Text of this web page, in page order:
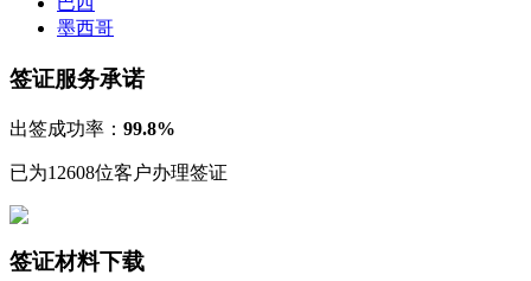
墨西哥
签证服务承诺
出签成功率： 99.8%
已为12608位客户办理签证
签证材料下载